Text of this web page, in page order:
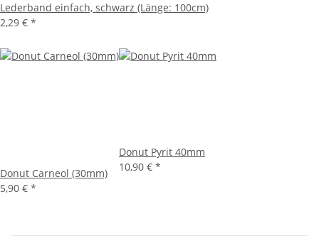
Lederband einfach, schwarz (Länge: 100cm)
2,29 € *
Donut Carneol (30mm)
5,90 € *
Donut Pyrit 40mm
10,90 € *